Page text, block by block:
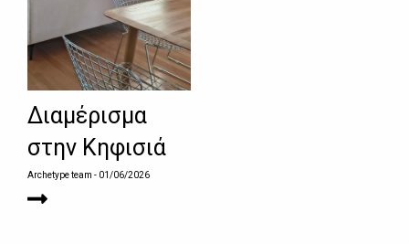
Διαμέρισμα
στην Κηφισιά
Archetype team - 01/06/2026